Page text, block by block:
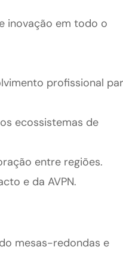
inovação em todo o
profissional
ecossistemas de
entre regiões.
e da AVPN.
mesas-redondas e